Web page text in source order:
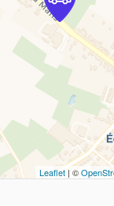
Leaflet | ©